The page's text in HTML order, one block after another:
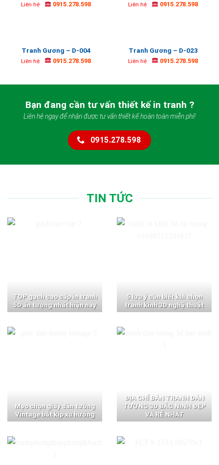
Liên hệ 0915.278.598 Liên hệ 0915.278.598
Tranh Gương – D-004
Liên hệ 0915.278.598
Tranh Gương – D-023
Liên hệ 0915.278.598
Bạn đang cần tư vấn thiết kế in tranh ?
Liên hệ ngay để nhận được tư vấn thiết kế hoàn toàn miễn phí!
0915.278.598
TIN TỨC
TOP gạch cao cấp in tranh
5D ấn tượng nhất hiện nay
5 lưu ý cần biết khi chọn
tranh kính 3D nghệ thuật
Mẹo chọn giấy dán tường
Vintage bắt kịp xu hướng
ĐỊA CHỈ BÁN TRANH DÁN
TƯỜNG 3D BẮC NINH ĐẸP
VÀ RẺ NHẤT